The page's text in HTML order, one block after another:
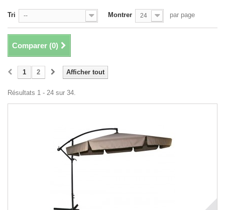
Tri -- Montrer 24 par page
Comparer (0)
Afficher tout
1 2
Résultats 1 - 24 sur 34.